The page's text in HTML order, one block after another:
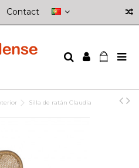
Contact
Silla de ratán Claudia